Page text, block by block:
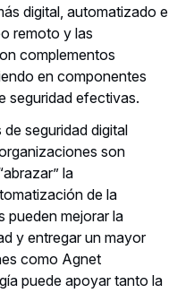
digital, automatizado e
remoto y las
complementos
en componentes
seguridad efectivas.
seguridad digital
son
la
de la
pueden mejorar la
y entregar un mayor
como Agnet
puede apoyar tanto la